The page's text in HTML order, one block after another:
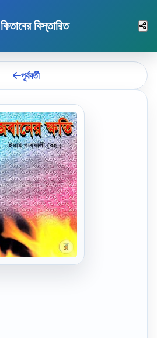
কিতাবের বিস্তারিত
পূর্ববর্তী